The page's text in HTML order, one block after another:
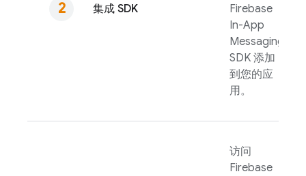
集成 SDK
Firebase
In-App
Messaging
SDK 添加
到您的应
用。
访问
Firebase